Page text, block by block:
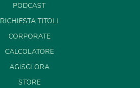
PODCAST
RICHIESTA TITOLI
CORPORATE
CALCOLATORE
AGISCI ORA
STORE